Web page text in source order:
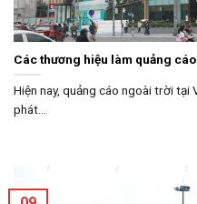
Các thương hiệu làm quảng
Hiện nay, quảng cáo ngoài trời tại
phát...